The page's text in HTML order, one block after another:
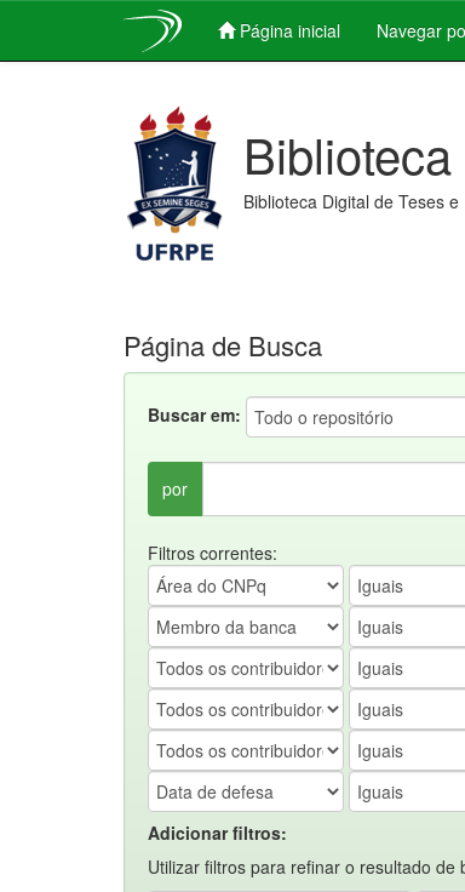
Página inicial Navegar
Biblioteca Digital de Teses
Página de Busca
Buscar em:
por
Filtros correntes:
Adicionar filtros:
Utilizar filtros para refinar o resultado de